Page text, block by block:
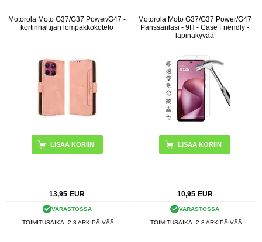
Motorola Moto G37/G37 Power/G47 -
kortinhaltijan lompakkokotelo
LISÄÄ KORIIN
13,95 EUR
VARASTOSSA
TOIMITUSAIKA: 2-3 ARKIPÄIVÄÄ
Motorola Moto G37/G37 Power/G47
Panssarilasi - 9H - Case Friendly -
läpinäkyvää
10,95 EUR
VARASTOSSA
TOIMITUSAIKA: 2-3 ARKIPÄIVÄÄ